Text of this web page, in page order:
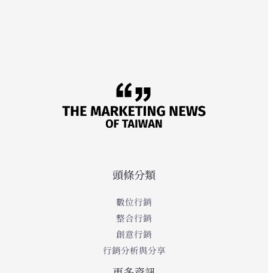
頭條分類
數位行銷
整合行銷
創意行銷
行銷分析與分享